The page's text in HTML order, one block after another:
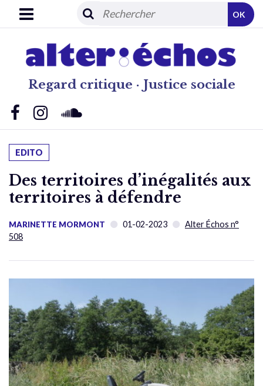
Regard critique · Justice sociale
OK
EDITO
Des territoires d’inégalités aux
territoires à défendre
MARINETTE MORMONT 01-02-2023
Alter Échos n°
508